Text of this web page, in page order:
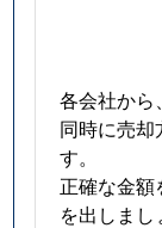
各会社から
同時に売却
す。
正確な金額
を出しまし